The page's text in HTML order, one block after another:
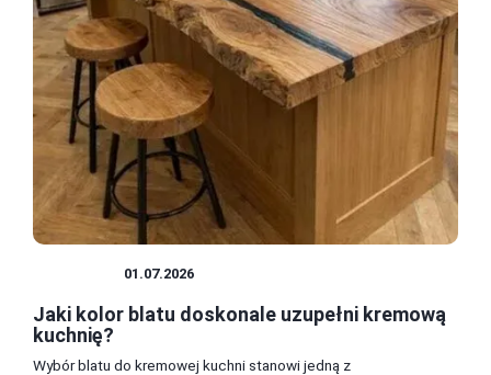
01.07.2026
Jaki kolor blatu doskonale uzupełni kremową
kuchnię?
Wybór blatu do kremowej kuchni stanowi jedną z